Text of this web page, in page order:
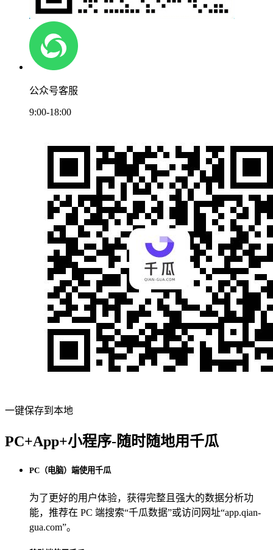
公众号客服
9:00-18:00
一键保存到本地
PC+App+小程序-随时随地用千瓜
PC（电脑）端使用千瓜
为了更好的用户体验，获得完整且强大的数据分析功
能，推荐在 PC 端搜索“千瓜数据”或访问网址“app.qian-
gua.com”。